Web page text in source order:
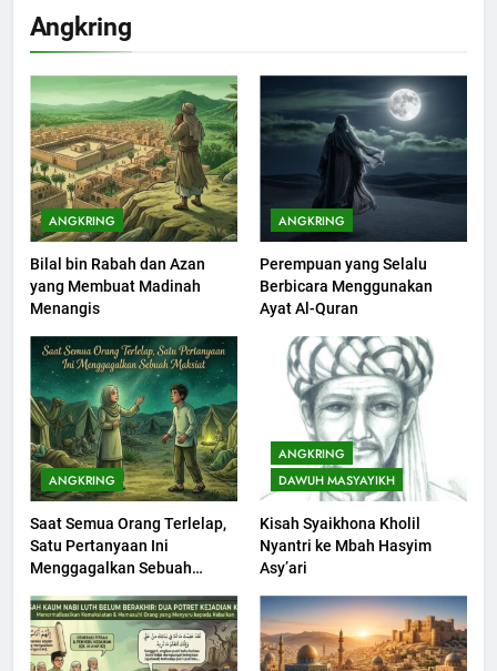
Angkring
ANGKRING
Bilal bin Rabah dan Azan
yang Membuat Madinah
Menangis
ANGKRING
Perempuan yang Selalu
Berbicara Menggunakan
Ayat Al-Quran
ANGKRING
Saat Semua Orang Terlelap,
Satu Pertanyaan Ini
Menggagalkan Sebuah
ANGKRING
DAWUH MASYAYIKH
Kisah Syaikhona Kholil
Nyantri ke Mbah Hasyim
Asy’ari
201
Khutbah jumat: Sejarah
Seebagai Pembangkit Jiwa
KHUTBAH
202
Khutbah Jumat : Supaya Amal
Bisa Diterima
KHUTBAH
203
Khutbah Jumat: Bulan
Muharram Bulan Bersejarah
KHUTBAH
Dengki Tak Akan Pernah
Berjaya?
KHUTBAH